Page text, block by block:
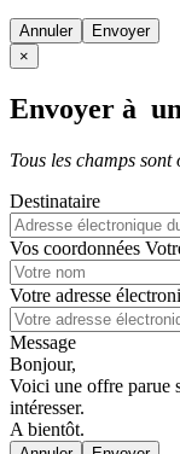
Annuler
×
Envoyer à
Tous les champs
Destinataire
Vos coordonnées
Votre adresse
Message
Bonjour,
Voici une offre parue
intéresser.
A bientôt.